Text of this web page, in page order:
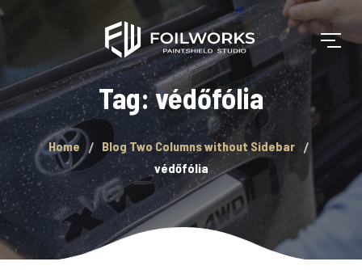
Tag: védőfólia
Home
Blog Two Columns without Sidebar
védőfólia